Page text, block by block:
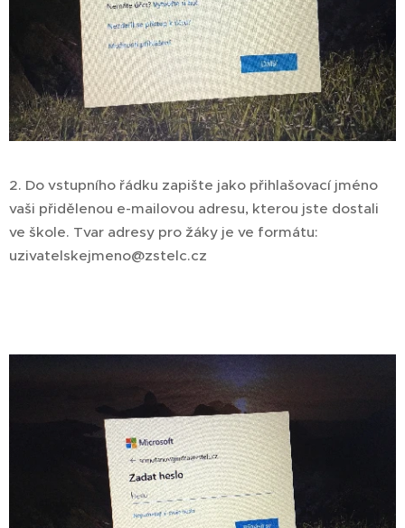
2. Do vstupního řádku zapište jako přihlašovací jméno
vaši přidělenou e-mailovou adresu, kterou jste dostali
ve škole. Tvar adresy pro žáky je ve formátu:
uzivatelskejmeno@zstelc.cz